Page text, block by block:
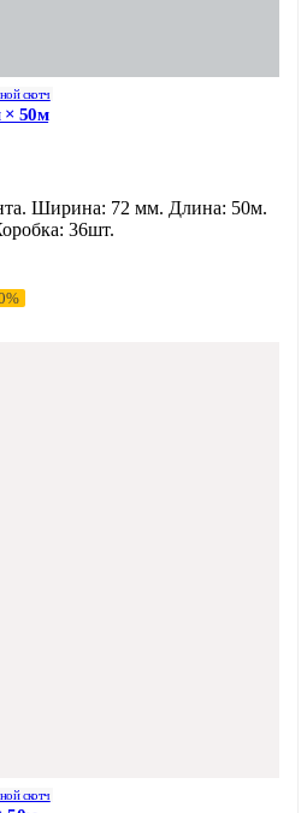
скотч
× 50м
Ширина: 72 мм. Длина: 50м.
36шт.
скотч